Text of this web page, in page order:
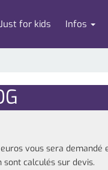
Just for kids Infos
euros vous sera demandé
calculés sur devis.